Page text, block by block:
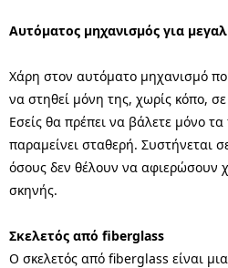
Αυτόματος μηχανισμός για
Χάρη στον αυτόματο μηχανισμό
να στηθεί μόνη της, χωρίς κόπο,
Εσείς θα πρέπει να βάλετε μόνο
παραμείνει σταθερή. Συστήνεται
όσους δεν θέλουν να αφιερώσουν
σκηνής.
Σκελετός από fiberglass
Ο σκελετός από fiberglass είναι μια